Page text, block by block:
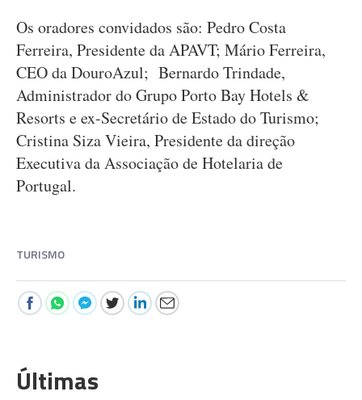
Os oradores convidados são: Pedro Costa
Ferreira, Presidente da APAVT; Mário Ferreira,
CEO da DouroAzul; Bernardo Trindade,
Administrador do Grupo Porto Bay Hotels &
Resorts e ex-Secretário de Estado do Turismo;
Cristina Siza Vieira, Presidente da direção
Executiva da Associação de Hotelaria de
Portugal.
TURISMO
Últimas